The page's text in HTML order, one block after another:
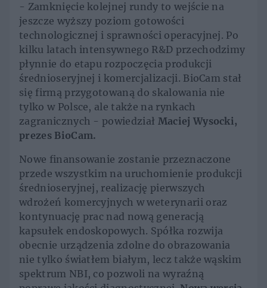
- Zamknięcie kolejnej rundy to wejście na
jeszcze wyższy poziom gotowości
technologicznej i sprawności operacyjnej. Po
kilku latach intensywnego R&D przechodzimy
płynnie do etapu rozpoczęcia produkcji
średnioseryjnej i komercjalizacji. BioCam stał
się firmą przygotowaną do skalowania nie
tylko w Polsce, ale także na rynkach
zagranicznych - powiedział Maciej Wysocki,
prezes BioCam.
Nowe finansowanie zostanie przeznaczone
przede wszystkim na uruchomienie produkcji
średnioseryjnej, realizację pierwszych
wdrożeń komercyjnych w weterynarii oraz
kontynuację prac nad nową generacją
kapsułek endoskopowych. Spółka rozwija
obecnie urządzenia zdolne do obrazowania
nie tylko światłem białym, lecz także wąskim
spektrum NBI, co pozwoli na wyraźną